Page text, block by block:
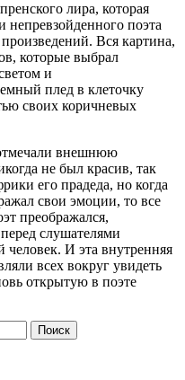
лира, которая
непревзойденного поэта
Вся картина,
которые выбрал
и
плед в клеточку
своих коричневых
внешнюю
не был красив, так
его прадеда, но когда
свои эмоции, то все
преображался,
слушателями
человек. И эта внутренняя
всех вокруг увидеть
открытую в поэте
Поиск